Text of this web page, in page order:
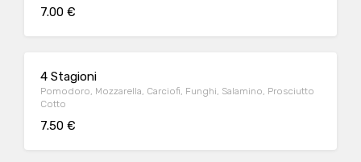
7.00 €
4 Stagioni
Pomodoro, Mozzarella, Carciofi, Funghi, Salamino, Prosciutto
Cotto
7.50 €